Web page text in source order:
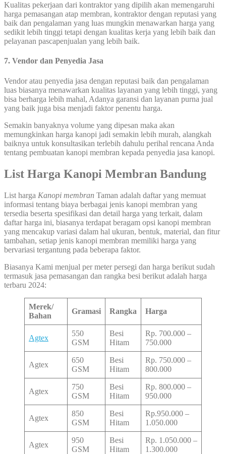
Kualitas pekerjaan dari kontraktor yang dipilih akan memengaruhi
harga pemasangan atap membran, kontraktor dengan reputasi yang
baik dan pengalaman yang luas mungkin menawarkan harga yang
sedikit lebih tinggi tetapi dengan kualitas kerja yang lebih baik dan
pelayanan pascapenjualan yang lebih baik.
7. Vendor dan Penyedia Jasa
Vendor atau penyedia jasa dengan reputasi baik dan pengalaman
luas biasanya menawarkan kualitas layanan yang lebih tinggi, yang
bisa berharga lebih mahal, Adanya garansi dan layanan purna jual
yang baik juga bisa menjadi faktor penentu harga.
Semakin banyaknya volume yang dipesan maka akan
memungkinkan harga kanopi jadi semakin lebih murah, alangkah
baiknya untuk konsultasikan terlebih dahulu perihal rencana Anda
tentang pembuatan kanopi membran kepada penyedia jasa kanopi.
List Harga Kanopi Membran Bandung
List harga Kanopi membran Taman adalah daftar yang memuat
informasi tentang biaya berbagai jenis kanopi membran yang
tersedia beserta spesifikasi dan detail harga yang terkait, dalam
daftar harga ini, biasanya terdapat beragam opsi kanopi membran
yang mencakup variasi dalam hal ukuran, bentuk, material, dan fitur
tambahan, setiap jenis kanopi membran memiliki harga yang
bervariasi tergantung pada beberapa faktor.
Biasanya Kami menjual per meter persegi dan harga berikut sudah
termasuk jasa pemasangan dan rangka besi berikut adalah harga
terbaru 2024:
Merek/
Bahan
Gramasi Rangka Harga
Agtex
550
GSM
Besi
Hitam
Rp. 700.000 –
750.000
Agtex
650
GSM
Besi
Hitam
Rp. 750.000 –
800.000
Agtex
750
GSM
Besi
Hitam
Rp. 800.000 –
950.000
Agtex
850
GSM
Besi
Hitam
Rp.950.000 –
1.050.000
Agtex
950
GSM
Besi
Hitam
Rp. 1.050.000 –
1.300.000